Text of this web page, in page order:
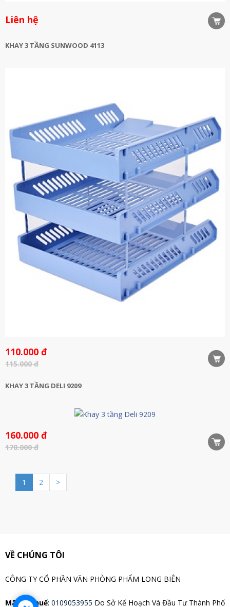
Liên hệ
KHAY 3 TẦNG SUNWOOD 4113
110.000 đ
115.000 đ
KHAY 3 TẦNG DELI 9209
160.000 đ
170.000 đ
1 2 >
VỀ CHÚNG TÔI
CÔNG TY CỔ PHẦN VĂN PHÒNG PHẨM LONG BIÊN
Mã Số Thuế: 0109053955 Do Sở Kế Hoạch Và Đầu Tư Thành Phố